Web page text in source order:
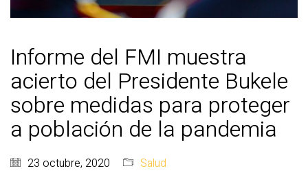
Informe del FMI muestra
acierto del Presidente Bukele
sobre medidas para proteger
a población de la pandemia
23 octubre, 2020 Salud